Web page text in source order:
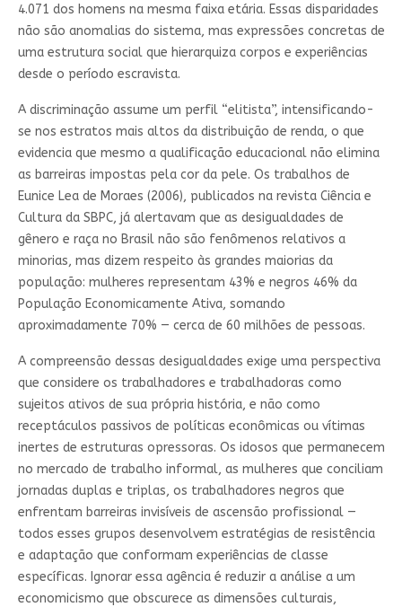
4.071 dos homens na mesma faixa etária. Essas disparidades
não são anomalias do sistema, mas expressões concretas de
uma estrutura social que hierarquiza corpos e experiências
desde o período escravista.
A discriminação assume um perfil “elitista”, intensificando-
se nos estratos mais altos da distribuição de renda, o que
evidencia que mesmo a qualificação educacional não elimina
as barreiras impostas pela cor da pele. Os trabalhos de
Eunice Lea de Moraes (2006), publicados na revista Ciência e
Cultura da SBPC, já alertavam que as desigualdades de
gênero e raça no Brasil não são fenômenos relativos a
minorias, mas dizem respeito às grandes maiorias da
população: mulheres representam 43% e negros 46% da
População Economicamente Ativa, somando
aproximadamente 70% — cerca de 60 milhões de pessoas.
A compreensão dessas desigualdades exige uma perspectiva
que considere os trabalhadores e trabalhadoras como
sujeitos ativos de sua própria história, e não como
receptáculos passivos de políticas econômicas ou vítimas
inertes de estruturas opressoras. Os idosos que permanecem
no mercado de trabalho informal, as mulheres que conciliam
jornadas duplas e triplas, os trabalhadores negros que
enfrentam barreiras invisíveis de ascensão profissional —
todos esses grupos desenvolvem estratégias de resistência
e adaptação que conformam experiências de classe
específicas. Ignorar essa agência é reduzir a análise a um
economicismo que obscurece as dimensões culturais,